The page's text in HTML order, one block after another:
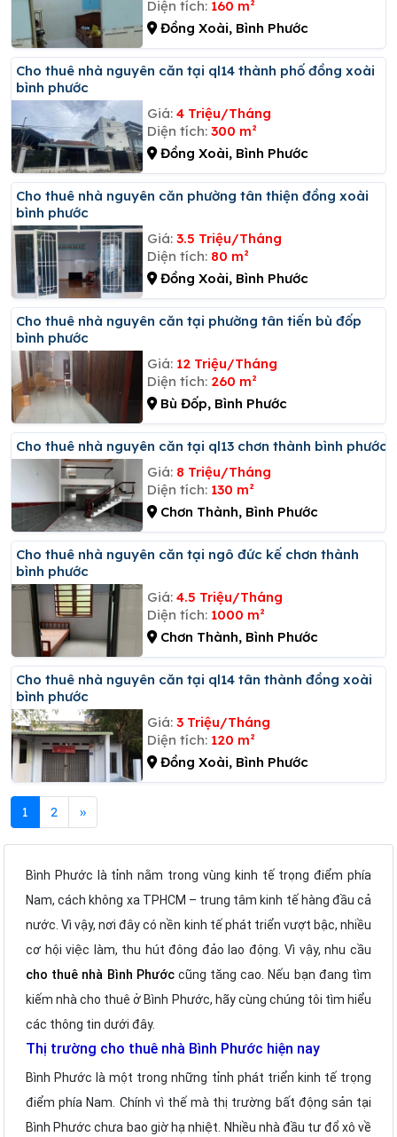
Diện tích: 160 m²
Đồng Xoài, Bình Phước
Cho thuê nhà nguyên căn tại ql14 thành phố đồng xoài
bình phước
Giá: 4 Triệu/Tháng
Diện tích: 300 m²
Đồng Xoài, Bình Phước
Cho thuê nhà nguyên căn phường tân thiện đồng xoài
bình phước
Giá: 3.5 Triệu/Tháng
Diện tích: 80 m²
Đồng Xoài, Bình Phước
Cho thuê nhà nguyên căn tại phường tân tiến bù đốp
bình phước
Giá: 12 Triệu/Tháng
Diện tích: 260 m²
Bù Đốp, Bình Phước
Cho thuê nhà nguyên căn tại ql13 chơn thành bình phước
Giá: 8 Triệu/Tháng
Diện tích: 130 m²
Chơn Thành, Bình Phước
Cho thuê nhà nguyên căn tại ngô đức kế chơn thành
bình phước
Giá: 4.5 Triệu/Tháng
Diện tích: 1000 m²
Chơn Thành, Bình Phước
Cho thuê nhà nguyên căn tại ql14 tân thành đồng xoài
bình phước
Giá: 3 Triệu/Tháng
Diện tích: 120 m²
Đồng Xoài, Bình Phước
1 2 »
Bình Phước là tỉnh nằm trong vùng kinh tế trọng điểm phía
Nam, cách không xa TPHCM – trung tâm kinh tế hàng đầu cả
nước. Vì vậy, nơi đây có nền kinh tế phát triển vượt bậc, nhiều
cơ hội việc làm, thu hút đông đảo lao động. Vì vậy, nhu cầu
cho thuê nhà Bình Phướccũng tăng cao. Nếu bạn đang tìm
kiếm nhà cho thuê ở Bình Phước, hãy cùng chúng tôi tìm hiểu
các thông tin dưới đây.
Thị trường cho thuê nhà Bình Phước hiện nay
Bình Phước là một trong những tỉnh phát triển kinh tế trọng
điểm phía Nam. Chính vì thế mà thị trường bất động sản tại
Bình Phước chưa bao giờ hạ nhiệt. Nhiều nhà đầu tư đổ xô về